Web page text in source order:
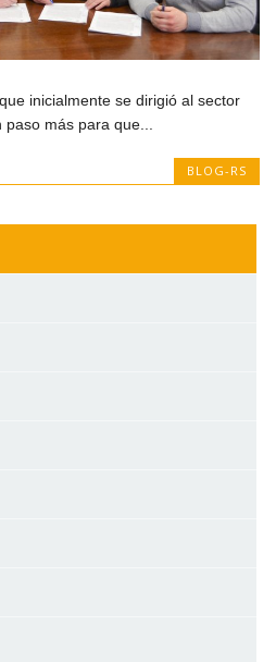
inicialmente se dirigió al sector
más para que...
BLOG-RS